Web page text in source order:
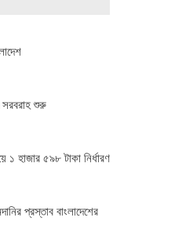
সরবরাহ শুরু
১ হাজার ৫৯৮ টাকা নির্ধারণ
প্রস্তাব বাংলাদেশের